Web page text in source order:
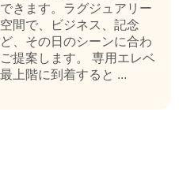
きます。ラグジュアリー
間で、ビジネス、記念
、その日のシーンに合わ
提案します。 専用エレベ
上階に到着すると ...